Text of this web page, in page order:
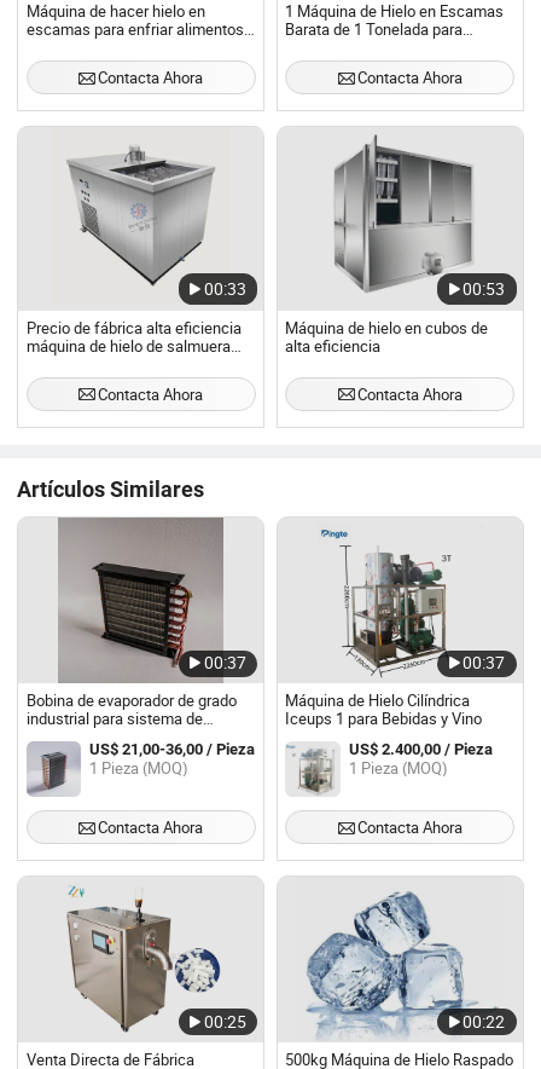
Máquina de hacer hielo en
escamas para enfriar alimentos,
de hielo
Contacta Ahora
1 Máquina de Hielo en Escamas
Barata de 1 Tonelada para
Hielo Industrial
Contacta Ahora
00:33
Precio de fábrica alta eficiencia
máquina de hielo de salmuera
acero inoxidable Omt 500kg/24
horas máquina de hielo en bloque
Contacta Ahora
00:53
Máquina de hielo en cubos de
alta eficiencia
Contacta Ahora
Artículos Similares
00:37
Bobina de evaporador de grado
industrial para sistema de
enfriamiento de máquina de
hielo, reemplazo de condensador
evaporativo de aluminio en uso
en planta de hielo
US$ 21,00-36,00 / Pieza
1 Pieza (MOQ)
Contacta Ahora
00:37
Máquina de Hielo Cilíndrica
Iceups 1 para Bebidas y Vino
US$ 2.400,00 / Pieza
1 Pieza (MOQ)
Contacta Ahora
00:25
Venta Directa de Fábrica
00:22
500kg Máquina de Hielo Raspado